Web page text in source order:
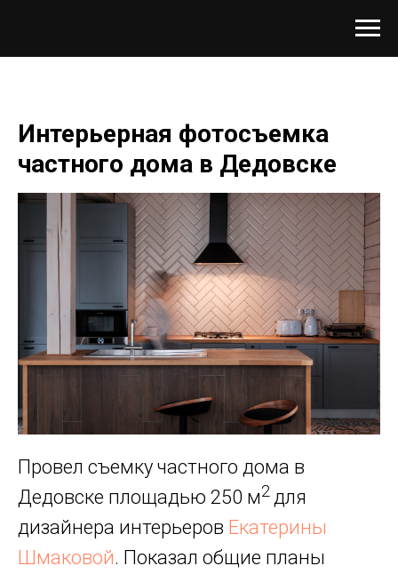
Интерьерная фотосъемка
частного дома в Дедовске
Провел съемку частного дома в
Дедовске площадью 250 м2 для
дизайнера интерьеров Екатерины
Шмаковой. Показал общие планы